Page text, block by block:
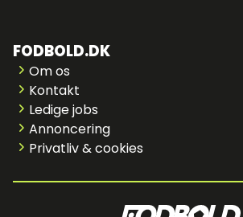
FODBOLD.DK
Om os
Kontakt
Ledige jobs
Annoncering
Privatliv & cookies